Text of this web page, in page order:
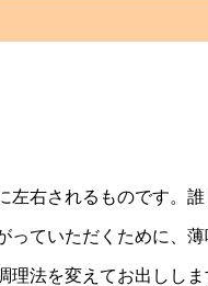
右されるものです。
ていただくために、薄
法を変えてお出しし